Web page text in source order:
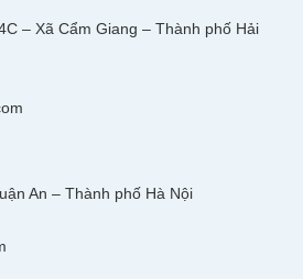
– Xã Cẩm Giang – Thành phố Hải
An – Thành phố Hà Nội